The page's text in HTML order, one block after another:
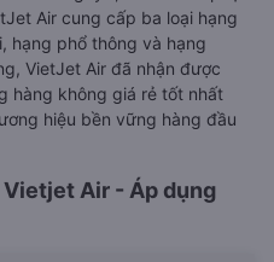
Air cung cấp ba loại hạng
hạng phổ thông và hạng
VietJet Air đã nhận được
hàng không giá rẻ tốt nhất
hiệu bền vững hàng đầu
Air - Áp dụng